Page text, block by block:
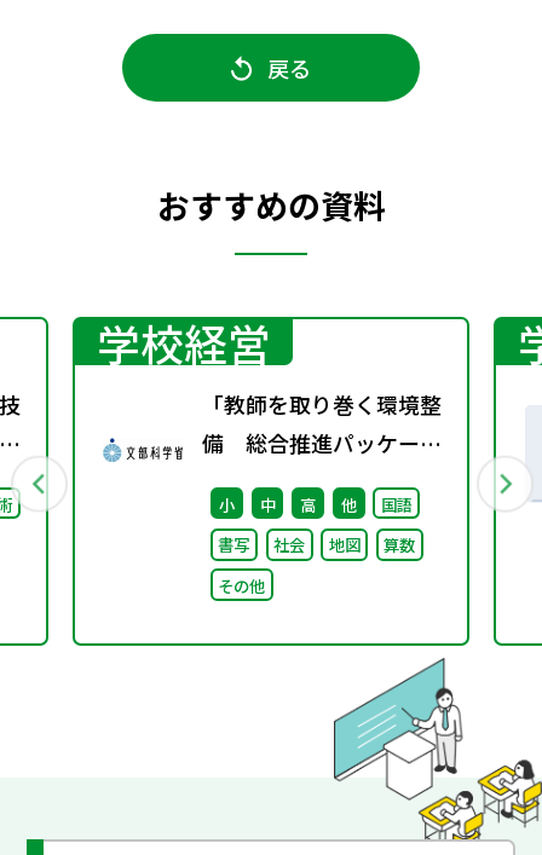
戻る
おすすめの資料
学校経営
「教師を取り巻く環境整
備 総合推進パッケー
ジ」取りまとめ
小 中 高 他
国語
書写
社会 地図
算数
その他